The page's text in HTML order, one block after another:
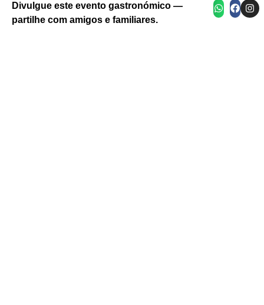
Divulgue este evento gastronómico —
partilhe com amigos e familiares.